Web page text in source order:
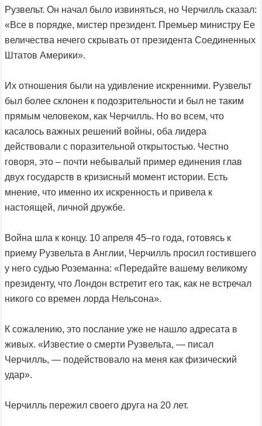
Рузвельт. Он начал было извиняться, но Черчилль сказал:
«Все в порядке, мистер президент. Премьер министру Ее
величества нечего скрывать от президента Соединенных
Штатов Америки».
Их отношения были на удивление искренними. Рузвельт
был более склонен к подозрительности и был не таким
прямым человеком, как Черчилль. Но во всем, что
касалось важных решений войны, оба лидера
действовали с поразительной открытостью. Честно
говоря, это – почти небывалый пример единения глав
двух государств в кризисный момент истории. Есть
мнение, что именно их искренность и привела к
настоящей, личной дружбе.
Война шла к концу. 10 апреля 45–го года, готовясь к
приему Рузвельта в Англии, Черчилль просил гостившего
у него судью Роземанна: «Передайте вашему великому
президенту, что Лондон встретит его так, как не встречал
никого со времен лорда Нельсона».
К сожалению, это послание уже не нашло адресата в
живых. «Известие о смерти Рузвельта, — писал
Черчилль, — подействовало на меня как физический
удар».
Черчилль пережил своего друга на 20 лет.